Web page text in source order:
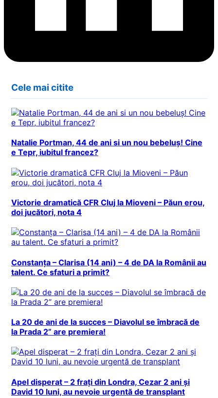
Cele mai citite
Natalie Portman, 44 de ani si un nou bebeluș! Cine
e Tepr, iubitul francez?
Victorie dramatică CFR Cluj la Mioveni – Păun erou,
doi jucători, nota 4
Constanța – Clarisa (14 ani) – 4 de DA la Românii au
talent. Ce sfaturi a primit?
La 20 de ani de la succes – Diavolul se îmbracă de
la Prada 2” are premiera!
Apel disperat – 2 frați din Londra, Cezar 2 ani și
David 10 luni, au nevoie urgentă de transplant